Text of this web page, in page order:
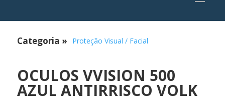
Categoria » Proteção Visual / Facial
OCULOS VVISION 500
AZUL ANTIRRISCO VOLK